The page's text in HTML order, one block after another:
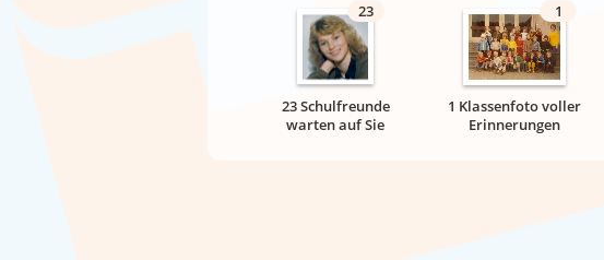
23
23 Schulfreunde
warten auf Sie
1
1 Klassenfoto voller
Erinnerungen